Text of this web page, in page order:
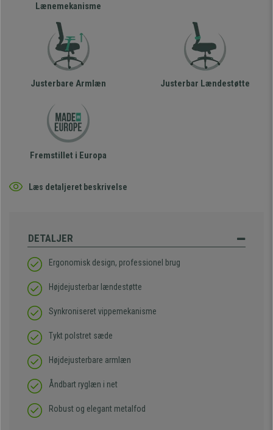
Lænemekanisme
Justerbare Armlæn Justerbar Lændestøtte
Fremstillet i Europa
Læs detaljeret beskrivelse
DETALJER
Ergonomisk design, professionel brug
Højdejusterbar lændestøtte
Synkroniseret vippemekanisme
Tykt polstret sæde
Højdejusterbare armlæn
Åndbart ryglæn i net
Robust og elegant metalfod